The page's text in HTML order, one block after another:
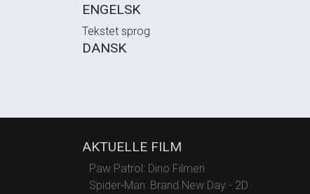
ENGELSK
Tekstet sprog
DANSK
AKTUELLE FILM
Paw Patrol: Dino Filmen
Spider-Man: Brand New Day - 2D